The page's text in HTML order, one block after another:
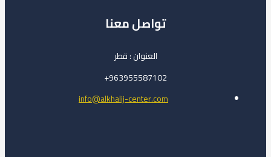
تواصل معنا
العنوان : قطر
963955587102+
info@alkhalij-center.com